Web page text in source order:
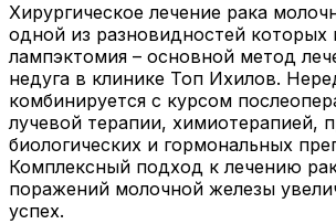
Хирургическое лечение рака
одной из разновидностей которых
лампэктомия – основной метод
недуга в клинике Топ Ихилов.
комбинируется с курсом
лучевой терапии, химиотерапией,
биологических и гормональных
Комплексный подход к лечению
поражений молочной железы
успех.